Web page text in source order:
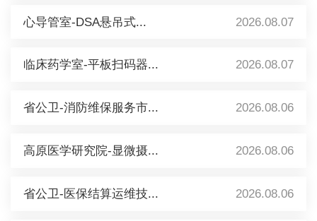
心导管室-DSA悬吊式... 2026.08.07
临床药学室-平板扫码器... 2026.08.07
省公卫-消防维保服务市... 2026.08.06
高原医学研究院-显微摄... 2026.08.06
省公卫-医保结算运维技... 2026.08.06